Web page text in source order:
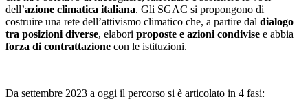
dell’azione climatica italiana. Gli SGAC si propongono di
costruire una rete dell’attivismo climatico che, a partire dal dialogo
tra posizioni diverse, elabori proposte e azioni condivise e abbia
forza di contrattazione con le istituzioni.
Da settembre 2023 a oggi il percorso si è articolato in 4 fasi: